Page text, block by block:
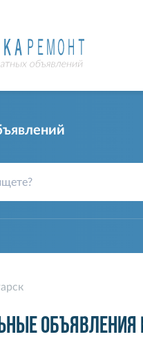
объявления